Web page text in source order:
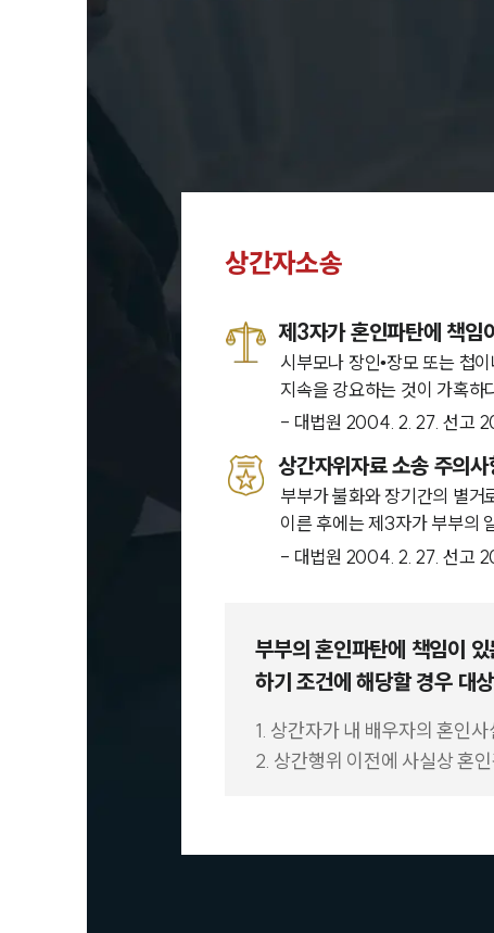
상간자소송
제3자가 혼인파탄에 책임
시부모나 장인•장모 또는 첩
지속을 강요하는 것이 가혹하
- 대법원 2004. 2. 27. 선고
상간자위자료 소송 주의사
부부가 불화와 장기간의 별거
이른 후에는 제3자가 부부의
- 대법원 2004. 2. 27. 선고
부부의 혼인파탄에 책임이
하기 조건에 해당할 경우 대
1. 상간자가 내 배우자의 혼인
2. 상간행위 이전에 사실상 혼